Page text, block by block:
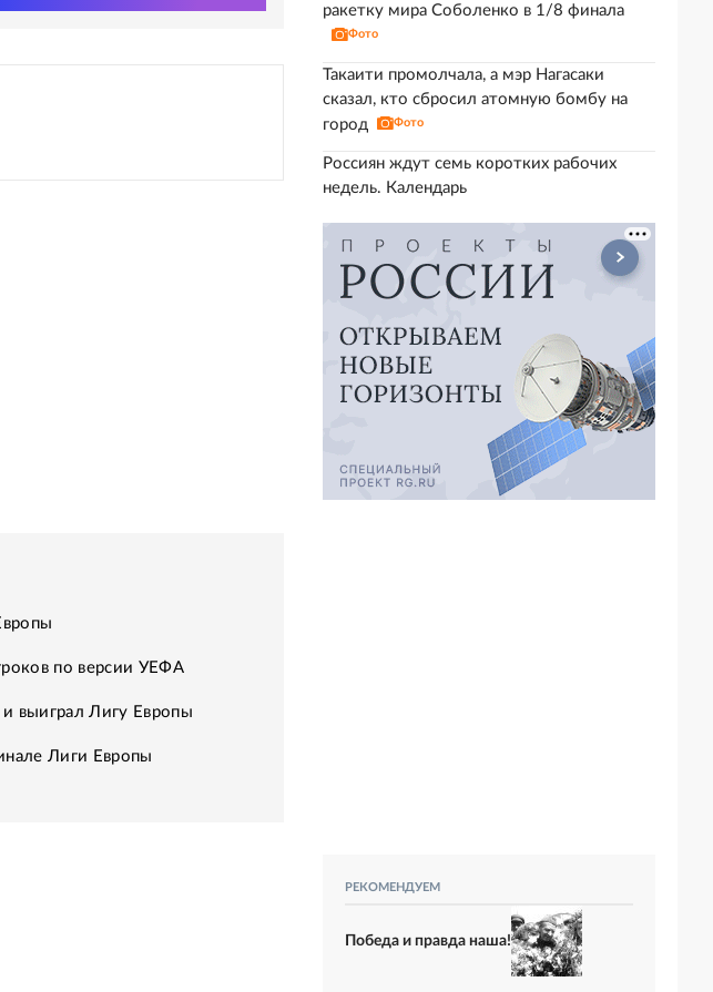
по версии УЕФА
выиграл Лигу Европы
Лиги Европы
ракетку мира Соболенко в 1/8 финала
Фото
Такаити промолчала, а мэр Нагасаки
сказал, кто сбросил атомную бомбу на
город
Фото
Россиян ждут семь коротких рабочих
недель. Календарь
РЕКОМЕНДУЕМ
Победа и правда наша!